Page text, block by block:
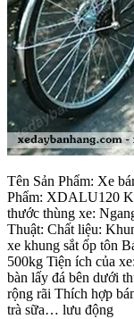
Tên Sản Phẩm: Xe
Phẩm: XDALU120
thước thùng xe:
Thuật: Chất liệu:
xe khung sắt ốp tôn
500kg Tiện ích của
bàn lấy đá bên dưới
rộng rãi Thích hợp
trà sữa… lưu động